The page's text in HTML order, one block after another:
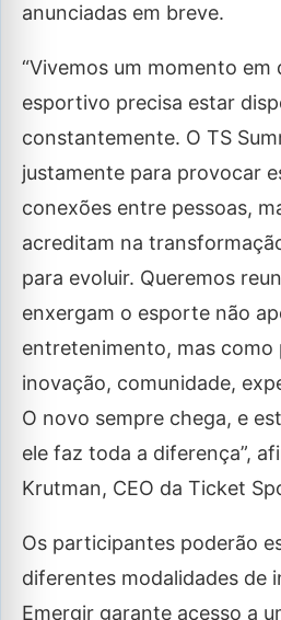
anunciadas em breve.
“Vivemos um momento em
esportivo precisa estar
constantemente. O TS
justamente para provocar
conexões entre pessoas,
acreditam na
para evoluir. Queremos
enxergam o esporte não
entretenimento, mas como
inovação, comunidade,
O novo sempre chega, e
ele faz toda a diferença”,
Krutman, CEO da Ticket
Os participantes poderão
diferentes modalidades de
Emergir garante acesso a